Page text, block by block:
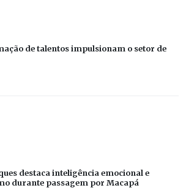
de talentos impulsionam o setor de
destaca inteligência emocional e
durante passagem por Macapá